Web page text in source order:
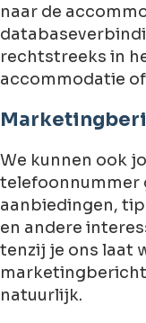
naar de
rechtstreeks in
accommodatie
We kunnen ook
telefoonnummer
aanbiedingen,
en andere
tenzij je ons laat
natuurlijk.